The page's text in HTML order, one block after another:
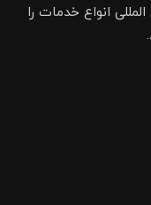
انواع خدمات را